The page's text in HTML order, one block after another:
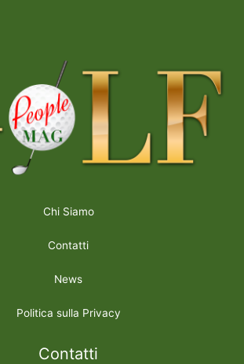
Chi Siamo
Contatti
News
Politica sulla Privacy
Contatti